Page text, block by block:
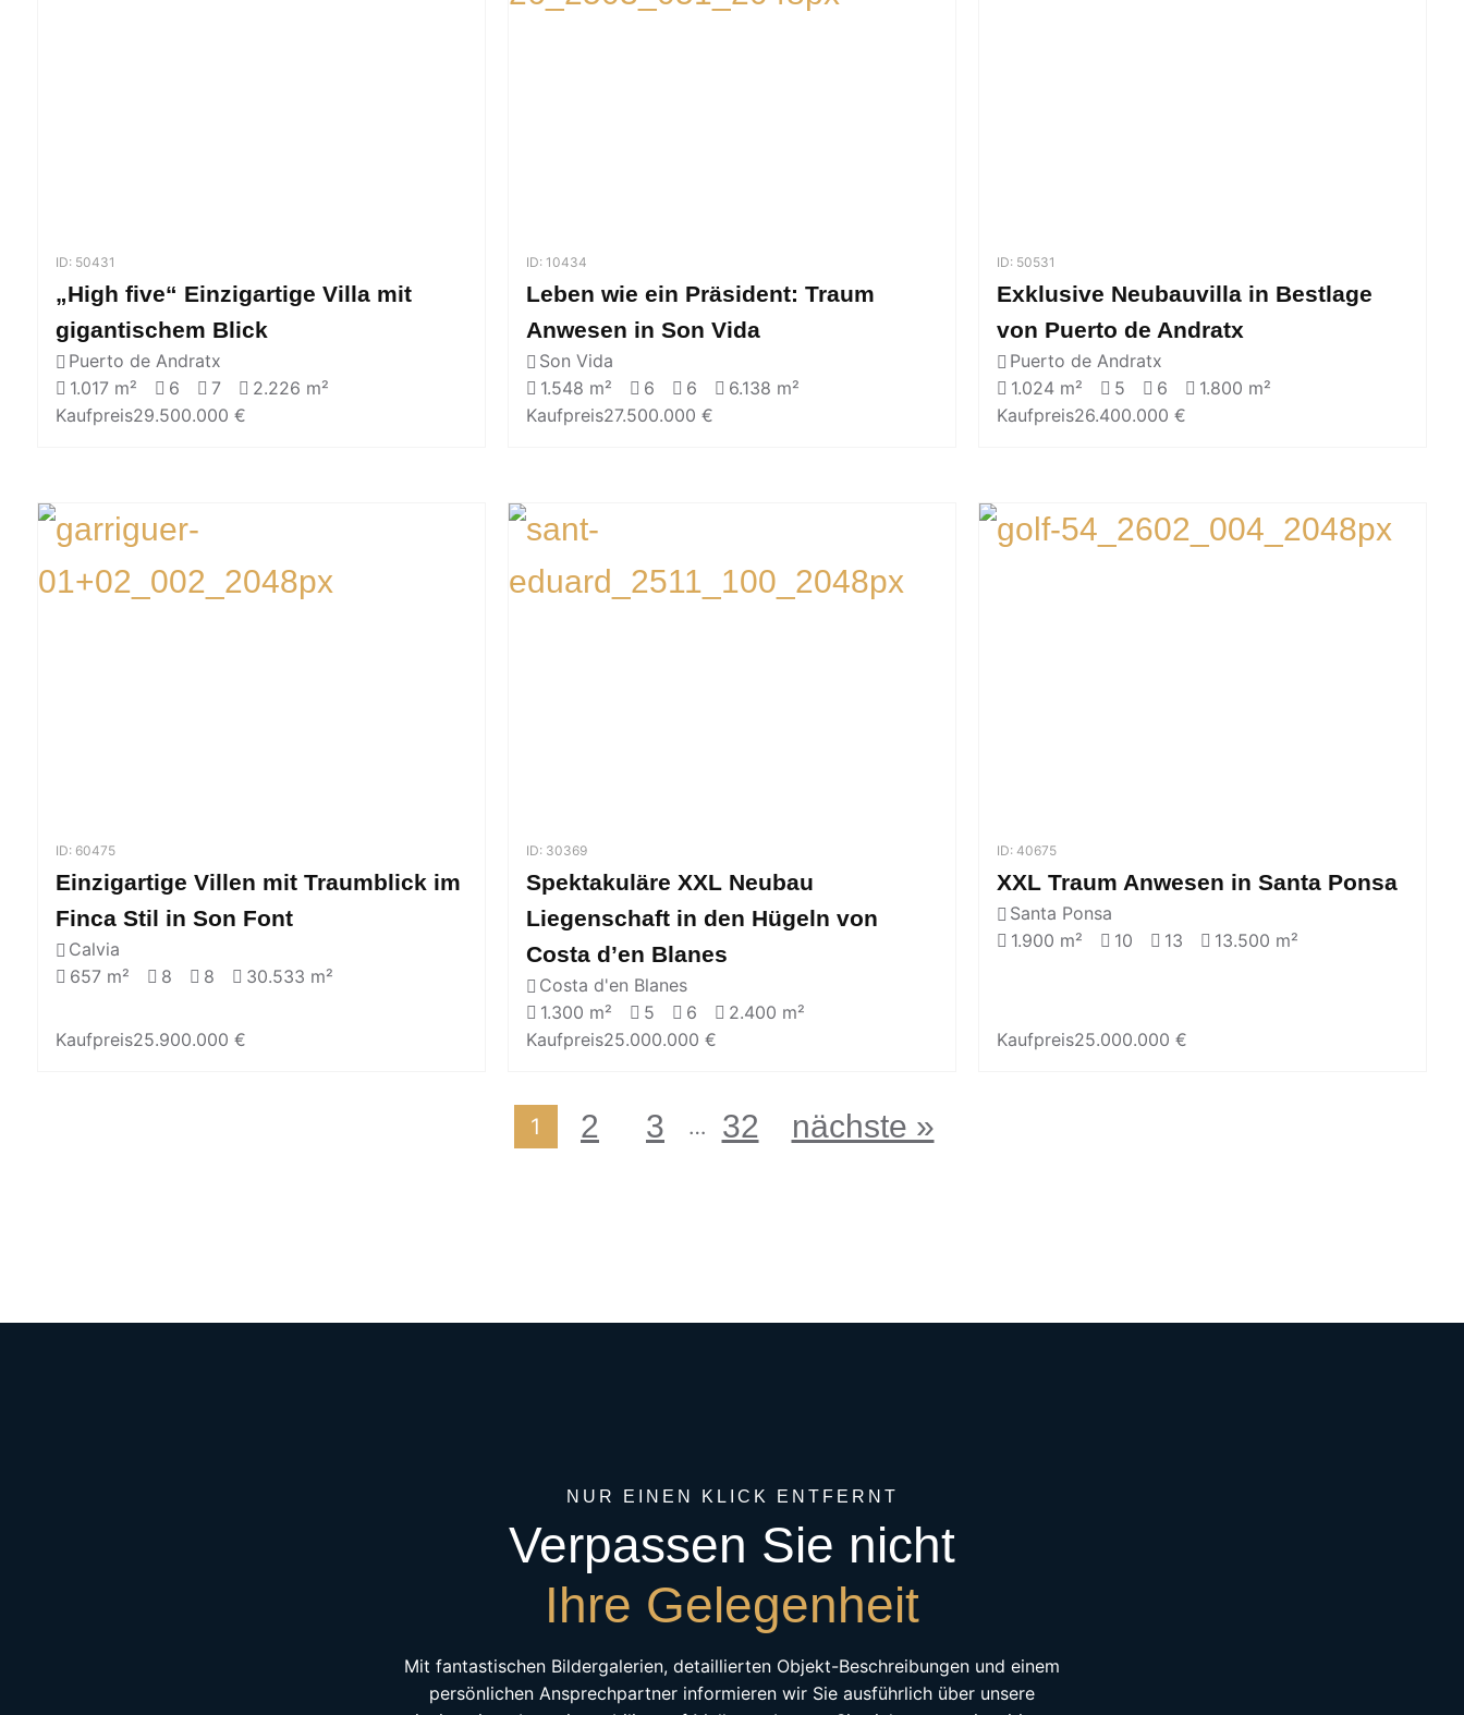
ID: 50431
„High five“ Einzigartige Villa mit
gigantischem Blick
Puerto de Andratx
1.017 m²
6 7
2.226 m²
Kaufpreis29.500.000 €
ID: 10434
Leben wie ein Präsident: Traum
Anwesen in Son Vida
Son Vida
1.548 m²
6 6
6.138 m²
Kaufpreis27.500.000 €
ID: 50531
Exklusive Neubauvilla in Bestlage
von Puerto de Andratx
Puerto de Andratx
1.024 m²
5 6
1.800 m²
Kaufpreis26.400.000 €
ID: 60475
Einzigartige Villen mit Traumblick im
Finca Stil in Son Font
Calvia
657 m²
8 8 30.533 m²
Kaufpreis25.900.000 €
ID: 30369
Spektakuläre XXL Neubau
Liegenschaft in den Hügeln von
Costa d’en Blanes
Costa d'en Blanes
1.300 m²
5 6
2.400 m²
Kaufpreis25.000.000 €
ID: 40675
XXL Traum Anwesen in Santa Ponsa
Santa Ponsa
1.900 m²
10 13 13.500 m²
Kaufpreis25.000.000 €
1 2 3 … 32 nächste »
NUR EINEN KLICK ENTFERNT
Verpassen Sie nicht
Ihre Gelegenheit
Mit fantastischen Bildergalerien, detaillierten Objekt-Beschreibungen und einem
persönlichen Ansprechpartner informieren wir Sie ausführlich über unsere